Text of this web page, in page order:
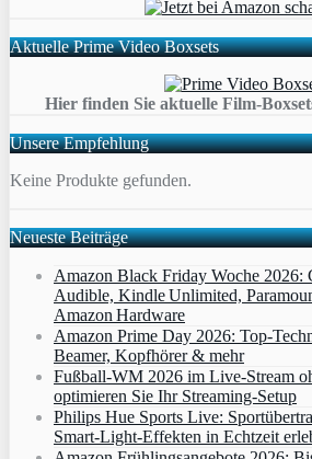
Aktuelle Prime Video Boxsets
Hier finden Sie aktuelle Film-
Unsere Empfehlung
Keine Produkte gefunden.
Neueste Beiträge
Amazon Black Friday Woche 2026:
Audible, Kindle Unlimited,
Amazon Hardware
Amazon Prime Day 2026: Top-
Beamer, Kopfhörer & mehr
Fußball-WM 2026 im Live-Stream
optimieren Sie Ihr Streaming-Setup
Philips Hue Sports Live:
Smart‑Light‑Effekten in Echtzeit